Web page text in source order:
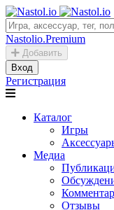
Nastolio.Premium
Добавить
Вход
Регистрация
Каталог
Игры
Медиа
Отзывы